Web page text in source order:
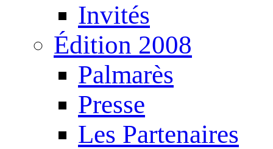
Invités
Édition 2008
Palmarès
Presse
Les Partenaires